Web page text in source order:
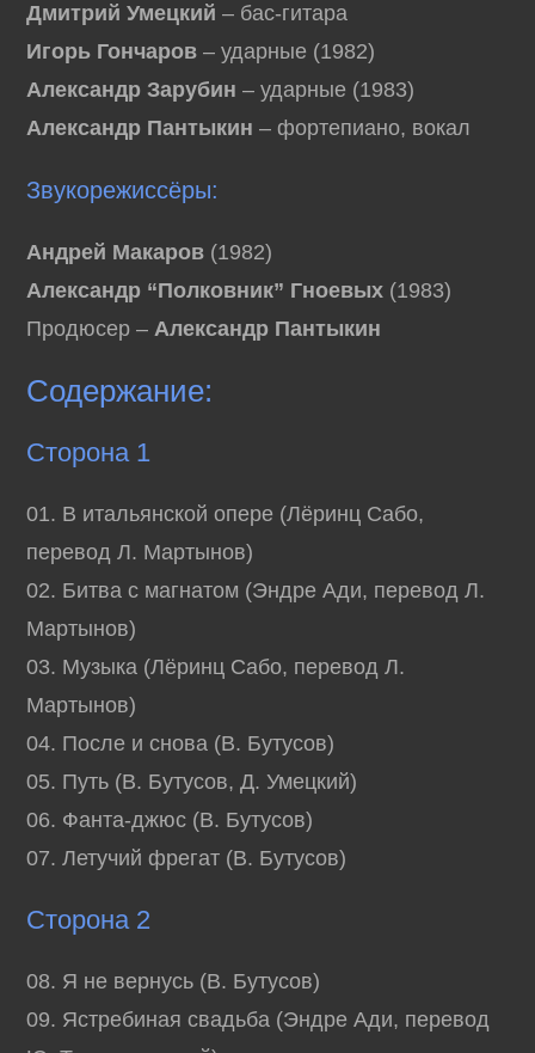
Дмитрий Умецкий – бас-гитара
Игорь Гончаров – ударные (1982)
Александр Зарубин – ударные (1983)
Александр Пантыкин – фортепиано, вокал
Звукорежиссёры:
Андрей Макаров (1982)
Александр “Полковник” Гноевых (1983)
Продюсер –Александр Пантыкин
Содержание:
Сторона 1
01. В итальянской опере (Лёринц Cабо,
перевод Л. Мартынов)
02. Битва с магнатом (Эндре Ади, перевод Л.
Мартынов)
03. Музыка (Лёринц Cабо, перевод Л.
Мартынов)
04. После и снова (В. Бутусов)
05. Путь (В. Бутусов, Д. Умецкий)
06. Фанта-джюс (В. Бутусов)
07. Летучий фрегат (В. Бутусов)
Сторона 2
08. Я не вернусь (В. Бутусов)
09. Ястребиная свадьба (Эндре Ади, перевод